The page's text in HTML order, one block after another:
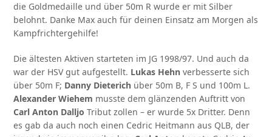
die Goldmedaille und über 50m R wurde er mit Silber
belohnt. Danke Max auch für deinen Einsatz am Morgen als
Kampfrichtergehilfe!
Die ältesten Aktiven starteten im JG 1998/97. Und auch da
war der HSV gut aufgestellt. Lukas Hehn verbesserte sich
über 50m F; Danny Dieterich über 50m B, F S und 100m L.
Alexander Wiehem musste dem glänzenden Auftritt von
Carl Anton Dalljo Tribut zollen – er wurde 5x Dritter. Denn
es gab da auch noch einen Cedric Heitmann aus QLB, der